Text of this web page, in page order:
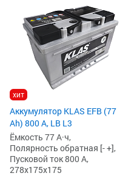
хит
Аккумулятор KLAS EFB (77
Ah) 800 А, LB L3
Ёмкость 77 А·ч,
Полярность обратная [- +],
Пусковой ток 800 А,
278x175x175